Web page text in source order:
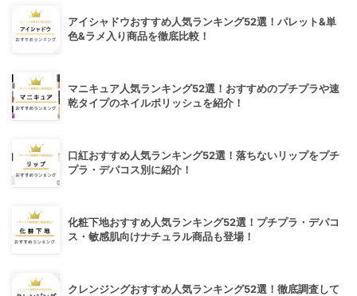
アイシャドウおすすめ人気ランキング52選！パレット&単
色&ラメ入り商品を徹底比較！
マニキュア人気ランキング52選！おすすめのプチプラや速
乾タイプのネイルポリッシュを紹介！
口紅おすすめ人気ランキング52選！落ちないリップをプチ
プラ・デパコス別に紹介！
化粧下地おすすめ人気ランキング52選！プチプラ・デパコ
ス・敏感肌向けナチュラル商品も登場！
クレンジングおすすめ人気ランキング52選！徹底調査して